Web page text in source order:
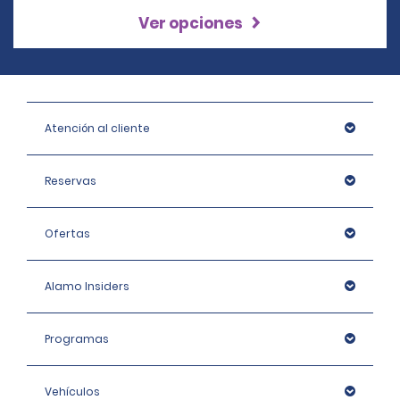
Ver opciones
Atención al cliente
Reservas
Ofertas
Alamo Insiders
Programas
Vehículos